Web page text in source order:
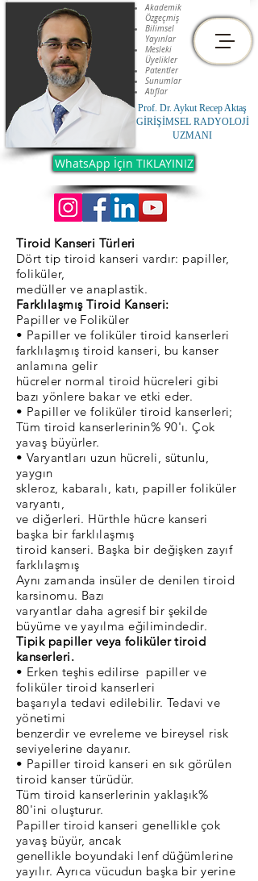
Prof. Dr. Aykut Recep Aktaş
GİRİŞİMSEL RADYOLOJİ
UZMANI
WhatsApp İçin TIKLAYINIZ
Akademik
Özgeçmiş
Bilimsel
Yayınlar
Mesleki
Üyelikler
Patentler
Sunumlar
Atıflar
Tiroid Kanseri Türleri
Dört tip tiroid kanseri vardır: papiller,
foliküler,
medüller ve anaplastik.
Farklılaşmış Tiroid Kanseri:
Papiller ve Foliküler
• Papiller ve foliküler tiroid kanserleri
farklılaşmış tiroid kanseri, bu kanser
anlamına gelir
hücreler normal tiroid hücreleri gibi
bazı yönlere bakar ve etki eder.
• Papiller ve foliküler tiroid kanserleri;
Tüm tiroid kanserlerinin% 90'ı. Çok
yavaş büyürler.
• Varyantları uzun hücreli, sütunlu,
yaygın
skleroz, kabaralı, katı, papiller foliküler
varyantı,
ve diğerleri. Hürthle hücre kanseri
başka bir farklılaşmış
tiroid kanseri. Başka bir değişken zayıf
farklılaşmış
Aynı zamanda insüler de denilen tiroid
karsinomu. Bazı
varyantlar daha agresif bir şekilde
büyüme ve yayılma eğilimindedir.
Tipik papiller veya foliküler tiroid
kanserleri.
• Erken teşhis edilirse papiller ve
foliküler tiroid kanserleri
başarıyla tedavi edilebilir. Tedavi ve
yönetimi
benzerdir ve evreleme ve bireysel risk
seviyelerine dayanır.
• Papiller tiroid kanseri en sık görülen
tiroid kanser türüdür.
Tüm tiroid kanserlerinin yaklaşık%
80'ini oluşturur.
Papiller tiroid kanseri genellikle çok
yavaş büyür, ancak
genellikle boyundaki lenf düğümlerine
yayılır. Ayrıca vücudun başka bir yerine